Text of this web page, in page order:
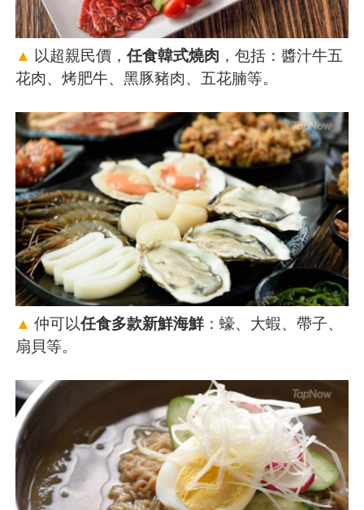
▲ 以超親民價，任食韓式燒肉 ，包括：醬汁牛五
花肉、烤肥牛、黑豚豬肉、五花腩等。
▲ 仲可以任食多款新鮮海鮮：蠔、大蝦、帶子、
扇貝等。